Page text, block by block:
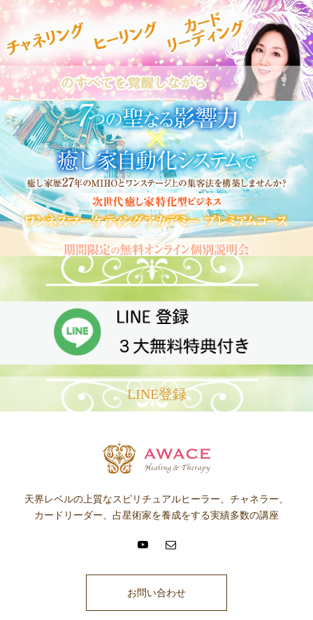
LINE登録
天界レベルの上質なスピリチュアルヒーラー、チャネラー、
カードリーダー、占星術家を養成をする実績多数の講座
お問い合わせ